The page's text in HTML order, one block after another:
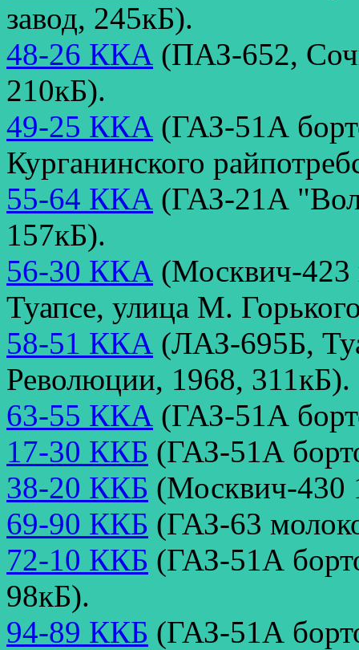
завод, 245кБ).
48-26 ККА (ПАЗ-652,
210кБ).
49-25 ККА (ГАЗ-51А
Курганинского
55-64 ККА (ГАЗ-21А
157кБ).
56-30 ККА (Москвич-423
Туапсе, улица М.
58-51 ККА (ЛАЗ-695Б,
Революции, 1968, 311кБ).
63-55 ККА (ГАЗ-51А
17-30 ККБ (ГАЗ-51А
38-20 ККБ (Москвич-430
69-90 ККБ (ГАЗ-63
72-10 ККБ (ГАЗ-51А
98кБ).
94-89 ККБ (ГАЗ-51А